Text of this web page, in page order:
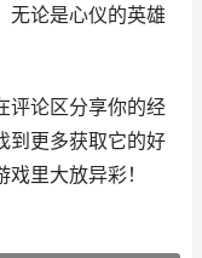
无论是心仪的英雄
评论区分享你的经
到更多获取它的好
里大放异彩！